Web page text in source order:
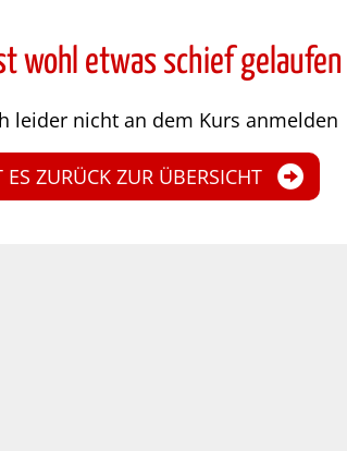
wohl etwas schief gelaufen
leider nicht an dem Kurs anmelden
ES ZURÜCK ZUR ÜBERSICHT